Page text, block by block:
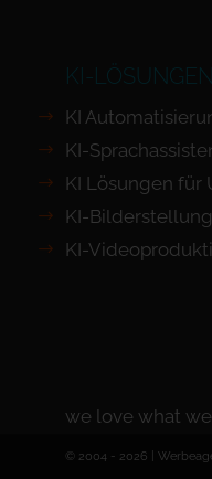
KI-LÖSUNGEN
KI
KI-
KI Lösungen für
KI-Bilderstellung
KI-
we love what
© 2004 - 2026 |